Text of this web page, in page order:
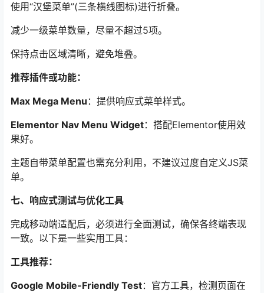
使用“汉堡菜单”(三条横线图标)进行折叠。
减少一级菜单数量，尽量不超过5项。
保持点击区域清晰，避免堆叠。
推荐插件或功能：
Max Mega Menu ：提供响应式菜单样式。
Elementor Nav Menu Widget：搭配Elementor使用效
果好。
主题自带菜单配置也需充分利用，不建议过度自定义JS菜
单。
七、响应式测试与优化工具
完成移动端适配后，必须进行全面测试，确保各终端表现
一致。以下是一些实用工具：
工具推荐：
Google Mobile-Friendly Test：官方工具，检测页面在